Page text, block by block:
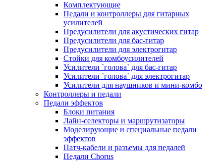
Комплектующие
Педали и контроллеры для гитарных
усилителей
Предусилители для акустических гитар
Предусилители для бас-гитар
Предусилители для электрогитар
Стойки для комбоусилителей
Усилители `голова` для бас-гитар
Усилители `голова` для электрогитар
Усилители для наушников и мини-комбо
Контроллеры и педали
Педали эффектов
Блоки питания
Лайн-селекторы и маршрутизаторы
Моделирующие и специальные педали
эффектов
Патч-кабели и разъемы для педалей
Педали Chorus